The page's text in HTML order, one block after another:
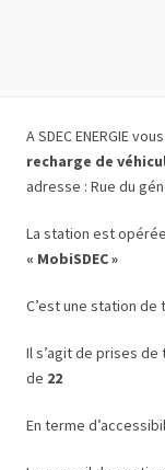
A SDEC ENERGIE
recharge de
adresse : Rue du
La station est
« MobiSDEC »
C’est une station de
Il s’agit de prises de
de 22
En terme